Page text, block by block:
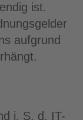
ist.
aufgrund
i. S. d. IT-